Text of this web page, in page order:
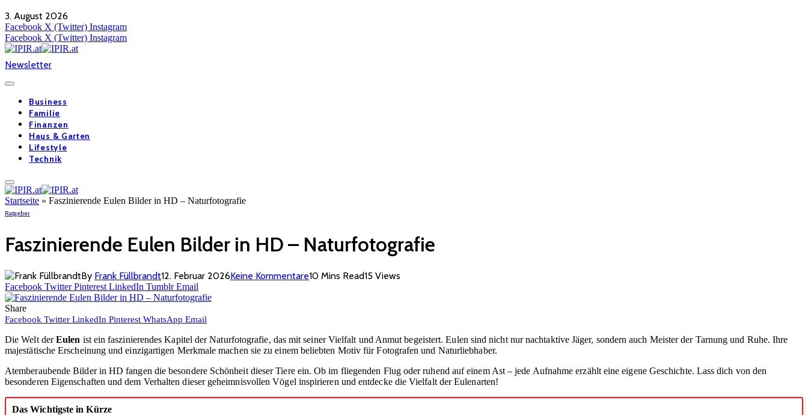
3. August 2026
Facebook X (Twitter) Instagram
Facebook X (Twitter) Instagram
Newsletter
Business
Familie
Finanzen
Haus & Garten
Lifestyle
Technik
Startseite » Faszinierende Eulen Bilder in HD – Naturfotografie
Ratgeber
Faszinierende Eulen Bilder in HD – Naturfotografie
By Frank Füllbrandt12. Februar 2026Keine Kommentare10 Mins Read15 Views
Facebook Twitter Pinterest LinkedIn Tumblr Email
Share
Facebook Twitter LinkedIn Pinterest WhatsApp Email
Die Welt derEulen ist ein faszinierendes Kapitel der Naturfotografie, das mit seiner Vielfalt und Anmut begeistert. Eulen sind nicht nur nachtaktive Jäger, sondern auch Meister der Tarnung und Ruhe. Ihre
majestätische Erscheinung und einzigartigen Merkmale machen sie zu einem beliebten Motiv für Fotografen und Naturliebhaber.
Atemberaubende Bilder in HD fangen die besondere Schönheit dieser Tiere ein. Ob im fliegenden Flug oder ruhend auf einem Ast – jede Aufnahme erzählt eine eigene Geschichte. Lass dich von den
besonderen Eigenschaften und dem Verhalten dieser geheimnisvollen Vögel inspirieren und entdecke die Vielfalt der Eulenarten!
Das Wichtigste in Kürze